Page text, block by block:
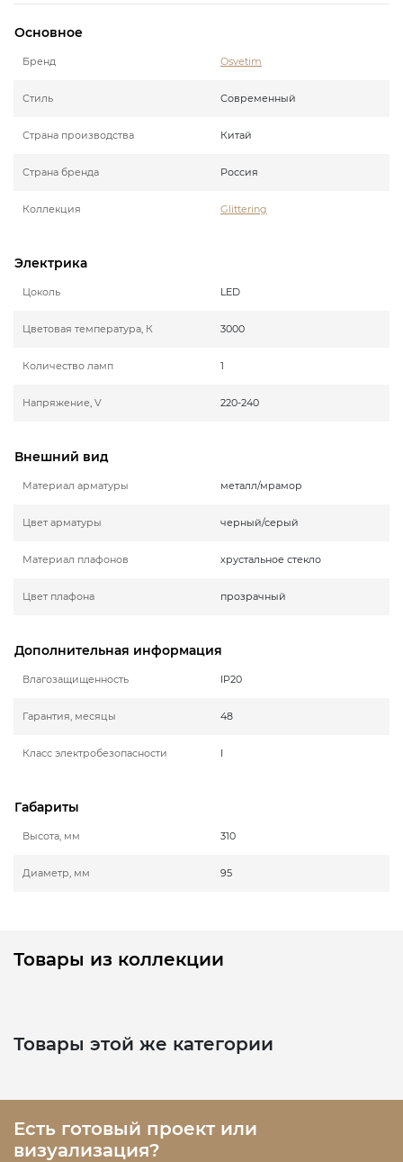
Основное
Бренд Osvetim
Стиль Современный
Страна производства Китай
Страна бренда Россия
Коллекция Glittering
Электрика
Цоколь LED
Цветовая температура, К 3000
Количество ламп 1
Напряжение, V 220-240
Внешний вид
Материал арматуры металл/мрамор
Цвет арматуры черный/серый
Материал плафонов хрустальное стекло
Цвет плафона прозрачный
Дополнительная информация
Влагозащищенность IP20
Гарантия, месяцы 48
Класс электробезопасности I
Габариты
Высота, мм 310
Диаметр, мм 95
Товары из коллекции
Товары этой же категории
Есть готовый проект или
визуализация?